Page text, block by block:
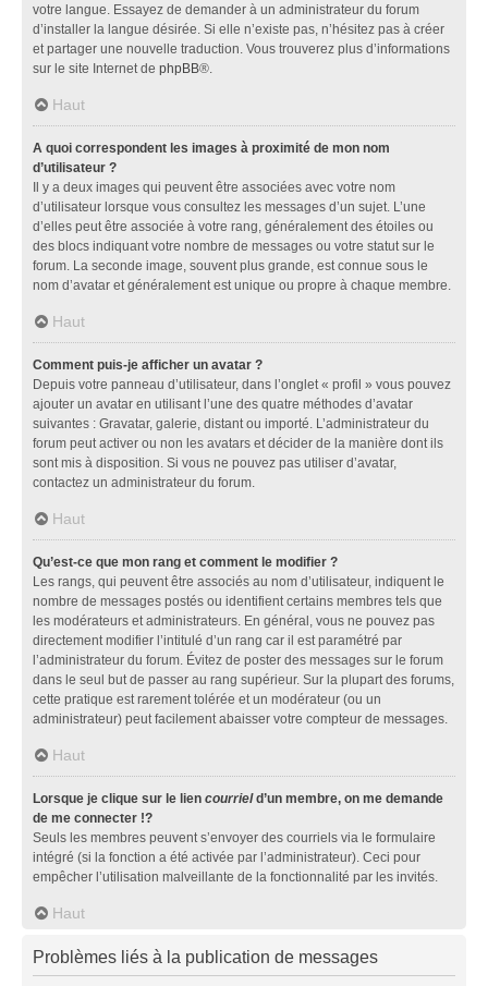
votre langue. Essayez de demander à un administrateur du forum
d’installer la langue désirée. Si elle n’existe pas, n’hésitez pas à créer
et partager une nouvelle traduction. Vous trouverez plus d’informations
sur le site Internet de phpBB®.
Haut
A quoi correspondent les images à proximité de mon nom
d’utilisateur ?
Il y a deux images qui peuvent être associées avec votre nom
d’utilisateur lorsque vous consultez les messages d’un sujet. L’une
d’elles peut être associée à votre rang, généralement des étoiles ou
des blocs indiquant votre nombre de messages ou votre statut sur le
forum. La seconde image, souvent plus grande, est connue sous le
nom d’avatar et généralement est unique ou propre à chaque membre.
Haut
Comment puis-je afficher un avatar ?
Depuis votre panneau d’utilisateur, dans l’onglet « profil » vous pouvez
ajouter un avatar en utilisant l’une des quatre méthodes d’avatar
suivantes : Gravatar, galerie, distant ou importé. L’administrateur du
forum peut activer ou non les avatars et décider de la manière dont ils
sont mis à disposition. Si vous ne pouvez pas utiliser d’avatar,
contactez un administrateur du forum.
Haut
Qu’est-ce que mon rang et comment le modifier ?
Les rangs, qui peuvent être associés au nom d’utilisateur, indiquent le
nombre de messages postés ou identifient certains membres tels que
les modérateurs et administrateurs. En général, vous ne pouvez pas
directement modifier l’intitulé d’un rang car il est paramétré par
l’administrateur du forum. Évitez de poster des messages sur le forum
dans le seul but de passer au rang supérieur. Sur la plupart des forums,
cette pratique est rarement tolérée et un modérateur (ou un
administrateur) peut facilement abaisser votre compteur de messages.
Haut
Lorsque je clique sur le lien courrield’un membre, on me demande
de me connecter !?
Seuls les membres peuvent s’envoyer des courriels via le formulaire
intégré (si la fonction a été activée par l’administrateur). Ceci pour
empêcher l’utilisation malveillante de la fonctionnalité par les invités.
Haut
Problèmes liés à la publication de messages